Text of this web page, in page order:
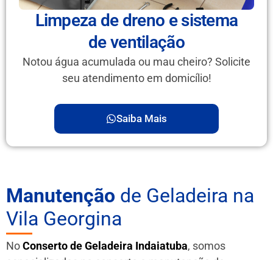
Limpeza de dreno e sistema
de ventilação
Notou água acumulada ou mau cheiro? Solicite
seu atendimento em domicílio!
Saiba Mais
Manutenção de Geladeira na
Vila Georgina
NoConserto de Geladeira Indaiatuba, somos